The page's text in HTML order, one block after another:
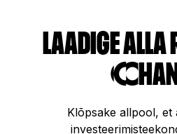
Laadige
Klõpsake allpool, et